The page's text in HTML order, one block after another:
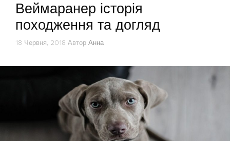
Веймаранер історія
походження та догляд
18 Червня, 2018 Автор Анна